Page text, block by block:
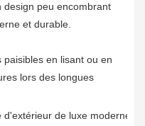
design peu encombrant
en lisant ou en
lors des longues